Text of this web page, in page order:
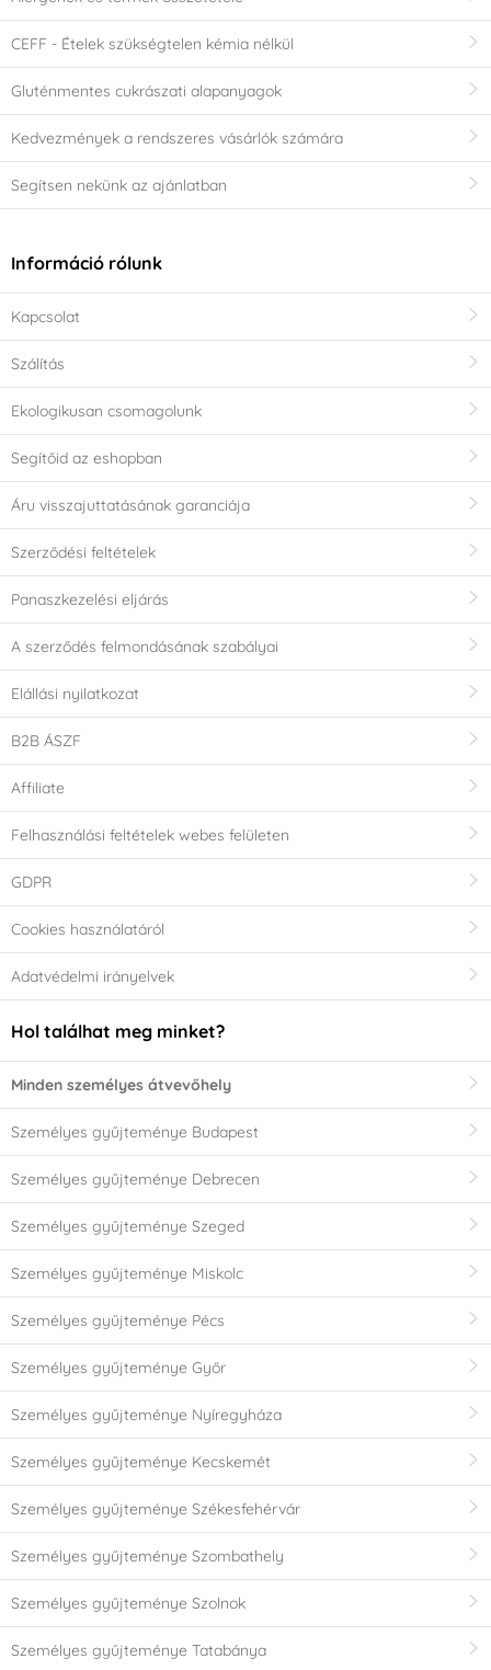
CEFF - Ételek szükségtelen kémia nélkül
Gluténmentes cukrászati alapanyagok
Kedvezmények a rendszeres vásárlók számára
Segítsen nekünk az ajánlatban
Információ rólunk
Kapcsolat
Szálítás
Ekologikusan csomagolunk
Segítőid az eshopban
Áru visszajuttatásának garanciája
Szerződési feltételek
Panaszkezelési eljárás
A szerződés felmondásának szabályai
Elállási nyilatkozat
B2B ÁSZF
Affiliate
Felhasználási feltételek webes felületen
GDPR
Cookies használatáról
Adatvédelmi irányelvek
Hol találhat meg minket?
Minden személyes átvevőhely
Személyes gyűjteménye Budapest
Személyes gyűjteménye Debrecen
Személyes gyűjteménye Szeged
Személyes gyűjteménye Miskolc
Személyes gyűjteménye Pécs
Személyes gyűjteménye Győr
Személyes gyűjteménye Nyíregyháza
Személyes gyűjteménye Kecskemét
Személyes gyűjteménye Székesfehérvár
Személyes gyűjteménye Szombathely
Személyes gyűjteménye Szolnok
Személyes gyűjteménye Tatabánya